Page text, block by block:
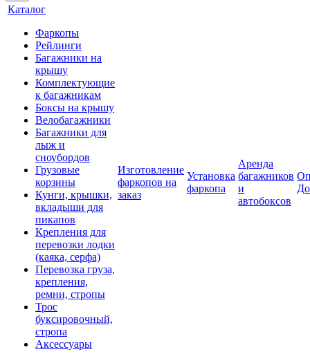
Каталог
Фаркопы
Рейлинги
Багажники на
крышу
Комплектующие
к багажникам
Боксы на крышу
Велобагажники
Багажники для
лыж и
сноубордов
Грузовые
корзины
Кунги, крышки,
вкладыши для
пикапов
Крепления для
перевозки лодки
(каяка, серфа)
Перевозка груза,
крепления,
ремни, стропы
Трос
буксировочный,
стропа
Аксессуары
Изготовление
фаркопов на
заказ
Установка
фаркопа
Аренда
багажников
и
автобоксов